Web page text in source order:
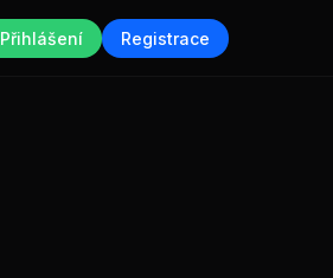
Přihlášení Registrace